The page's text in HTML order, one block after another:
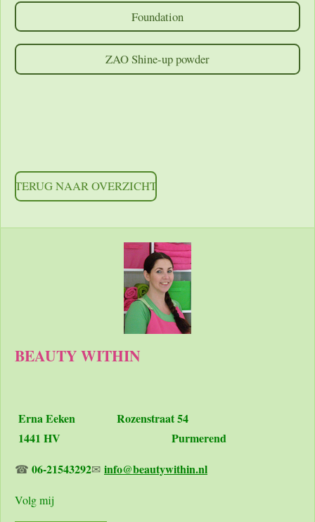
Foundation
ZAO Shine-up powder
TERUG NAAR OVERZICHT
BEAUTY WITHIN
Erna Eeken Rozenstraat 54
1441 HV Purmerend
☎ 06-21543292✉ info@beautywithin.nl
Volg mij